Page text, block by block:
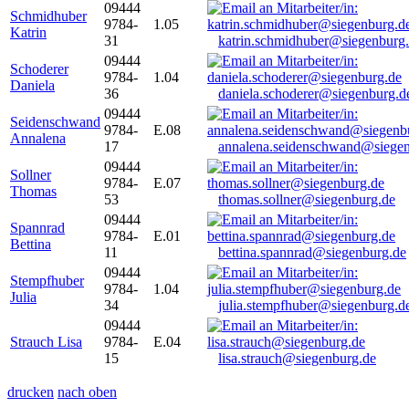
Schmidhuber
Katrin
09444
9784-
31
1.05
Schoderer
Daniela
09444
9784-
36
1.04
Seidenschwand
Annalena
09444
9784-
17
E.08
Sollner
Thomas
09444
9784-
53
E.07
thomas.sollner@siegenburg.de
Spannrad
Bettina
09444
9784-
11
E.01
bettina.spannrad@siegenburg.de
Stempfhuber
Julia
09444
9784-
34
1.04
Strauch Lisa
09444
9784-
15
E.04
lisa.strauch@siegenburg.de
drucken nach oben